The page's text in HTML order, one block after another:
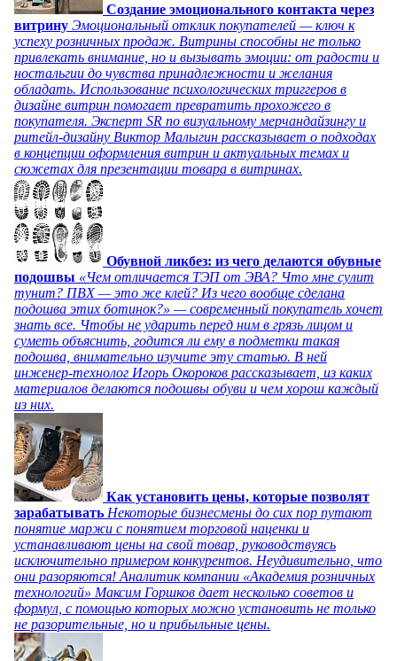
Создание эмоционального контакта через
витрину Эмоциональный отклик покупателей — ключ к
успеху розничных продаж. Витрины способны не только
привлекать внимание, но и вызывать эмоции: от радости и
ностальгии до чувства принадлежности и желания
обладать. Использование психологических триггеров в
дизайне витрин помогает превратить прохожего в
покупателя. Эксперт SR по визуальному мерчандайзингу и
ритейл-дизайну Виктор Малыгин рассказывает о подходах
в концепции оформления витрин и актуальных темах и
сюжетах для презентации товара в витринах.
Обувной ликбез: из чего делаются обувные
подошвы «Чем отличается ТЭП от ЭВА? Что мне сулит
тунит? ПВХ — это же клей? Из чего вообще сделана
подошва этих ботинок?» — современный покупатель хочет
знать все. Чтобы не ударить перед ним в грязь лицом и
суметь объяснить, годится ли ему в подметки такая
подошва, внимательно изучите эту статью. В ней
инженер-технолог Игорь Окороков рассказывает, из каких
материалов делаются подошвы обуви и чем хорош каждый
из них.
Как установить цены, которые позволят
зарабатывать Некоторые бизнесмены до сих пор путают
понятие маржи с понятием торговой наценки и
устанавливают цены на свой товар, руководствуясь
исключительно примером конкурентов. Неудивительно, что
они разоряются! Аналитик компании «Академия розничных
технологий» Максим Горшков дает несколько советов и
формул, с помощью которых можно установить не только
не разорительные, но и прибыльные цены.